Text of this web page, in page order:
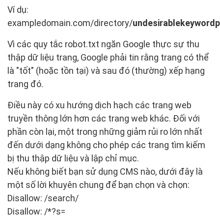
Ví dụ:
exampledomain.com/directory/
Vì các quy tắc robot.txt ngăn Google thực sự thu
thập dữ liệu trang, Google phải tin rằng trang có thể
là "tốt" (hoặc tồn tại) và sau đó (thường) xếp hạng
trang đó.
Điều này có xu hướng dịch hạch các trang web
truyền thông lớn hơn các trang web khác. Đối với
phần còn lại, một trong những giảm rủi ro lớn nhất
đến dưới dạng không cho phép các trang tìm kiếm
bị thu thập dữ liệu và lập chỉ mục.
Nếu không biết bạn sử dụng CMS nào, dưới đây là
một số lời khuyên chung để bạn chọn và chọn:
Disallow: /search/
Disallow: /*?s=